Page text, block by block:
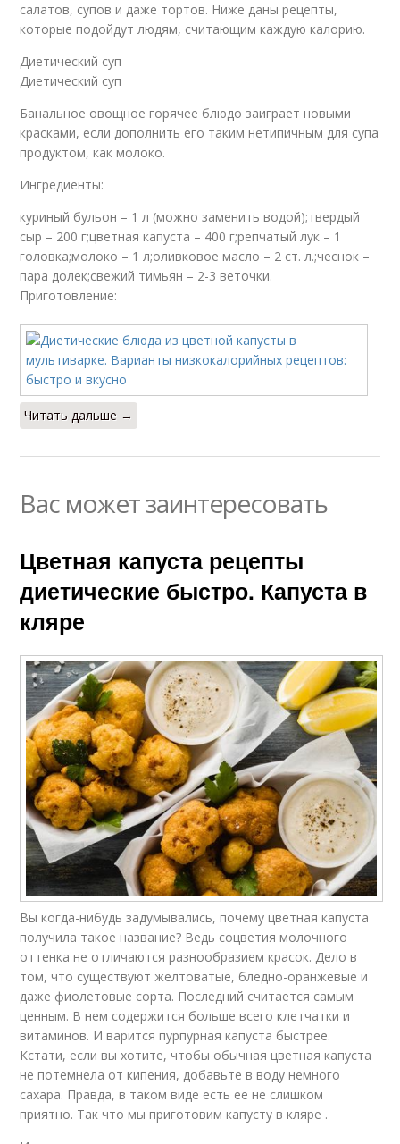
салатов, супов и даже тортов. Ниже даны рецепты,
которые подойдут людям, считающим каждую калорию.
Диетический суп
Диетический суп
Банальное овощное горячее блюдо заиграет новыми
красками, если дополнить его таким нетипичным для супа
продуктом, как молоко.
Ингредиенты:
куриный бульон – 1 л (можно заменить водой);твердый
сыр – 200 г;цветная капуста – 400 г;репчатый лук – 1
головка;молоко – 1 л;оливковое масло – 2 ст. л.;чеснок –
пара долек;свежий тимьян – 2-3 веточки.
Приготовление:
Читать дальше →
Вас может заинтересовать
Цветная капуста рецепты
диетические быстро. Капуста в
кляре
Вы когда-нибудь задумывались, почему цветная капуста
получила такое название? Ведь соцветия молочного
оттенка не отличаются разнообразием красок. Дело в
том, что существуют желтоватые, бледно-оранжевые и
даже фиолетовые сорта. Последний считается самым
ценным. В нем содержится больше всего клетчатки и
витаминов. И варится пурпурная капуста быстрее.
Кстати, если вы хотите, чтобы обычная цветная капуста
не потемнела от кипения, добавьте в воду немного
сахара. Правда, в таком виде есть ее не слишком
приятно. Так что мы приготовим капусту в кляре .